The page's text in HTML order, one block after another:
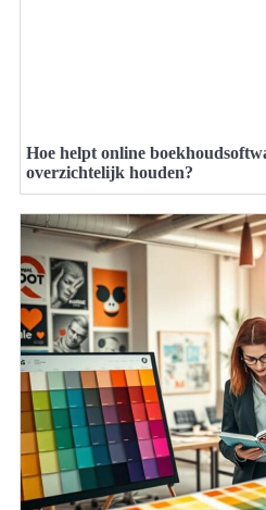
Hoe helpt online
overzichtelijk houden?